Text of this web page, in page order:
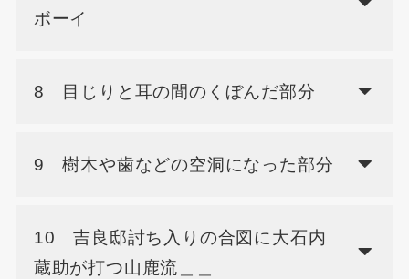
ボーイ
8 目じりと耳の間のくぼんだ部分
9 樹木や歯などの空洞になった部分
10 吉良邸討ち入りの合図に大石内
蔵助が打つ山鹿流＿＿